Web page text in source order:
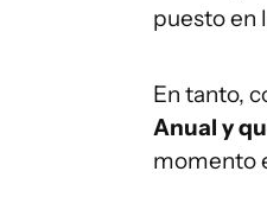
puesto en
En tanto,
Anual y
momento